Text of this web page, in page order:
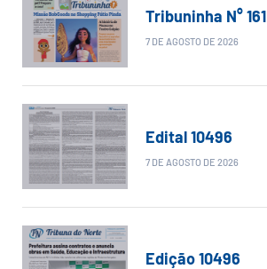
Tribuninha N° 161
7 DE AGOSTO DE 2026
Edital 10496
7 DE AGOSTO DE 2026
Edição 10496